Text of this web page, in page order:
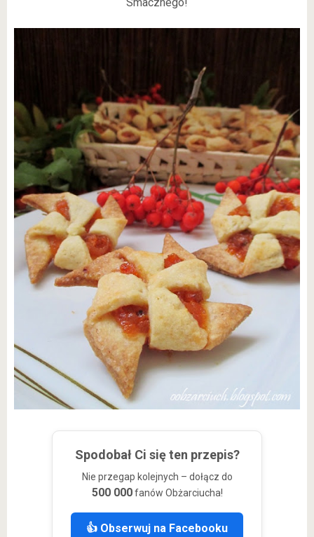
Spodobał Ci się ten przepis?
Nie przegap kolejnych – dołącz do
500 000fanów Obżarciucha!
👍 Obserwuj na Facebooku